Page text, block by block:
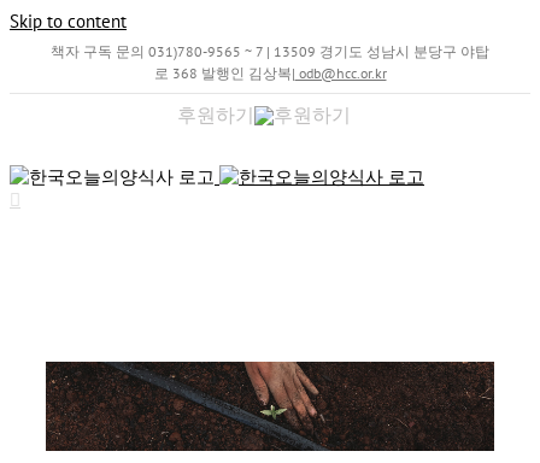
Skip to content
책자 구독 문의 031)780-9565 ~ 7 | 13509 경기도 성남시 분당구 야탑
로 368 발행인 김상복| odb@hcc.or.kr
후원하기